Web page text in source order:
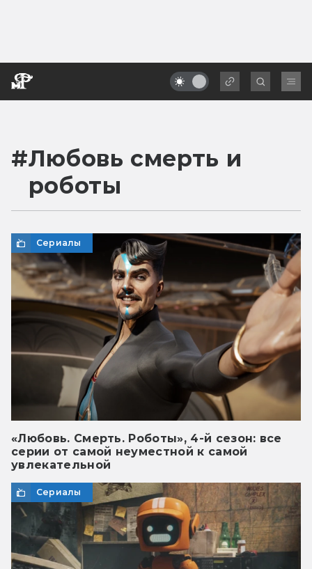
#Любовь смерть и
роботы
Сериалы
«Любовь. Смерть. Роботы», 4-й сезон: все
серии от самой неуместной к самой
увлекательной
Сериалы